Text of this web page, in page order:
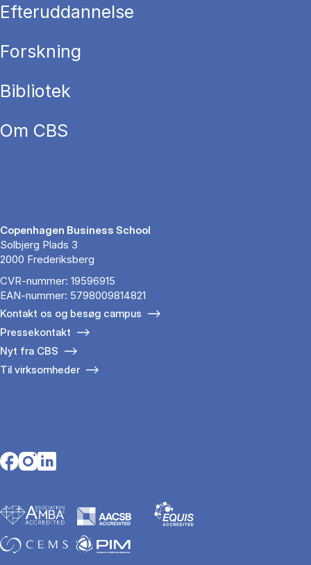
Efteruddannelse
Forskning
Bibliotek
Om CBS
Copenhagen Business School
Solbjerg Plads 3
2000 Frederiksberg
CVR-nummer: 19596915
EAN-nummer: 5798009814821
Kontakt os og besøg campus
Pressekontakt
Nyt fra CBS
Til virksomheder
Opens in a new tab
Opens in a new tab
Opens in a new tab